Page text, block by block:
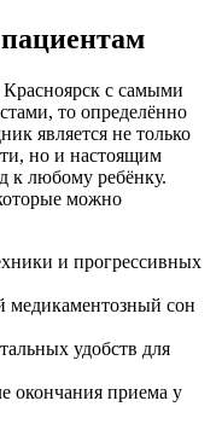
Красноярск с самыми
то определённо
является не только
но и настоящим
к любому ребёнку.
можно
и прогрессивных
медикаментозный сон
удобств для
окончания приема у